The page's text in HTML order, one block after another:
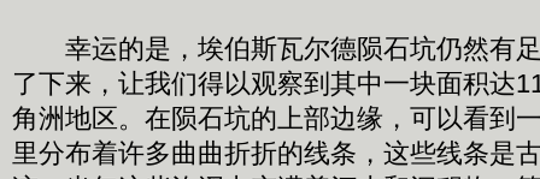
幸运的是，埃伯斯瓦尔德陨石坑仍然有
了下来，让我们得以观察到其中一块面积达
角洲地区。在陨石坑的上部边缘，可以看到
里分布着许多曲曲折折的线条，这些线条是